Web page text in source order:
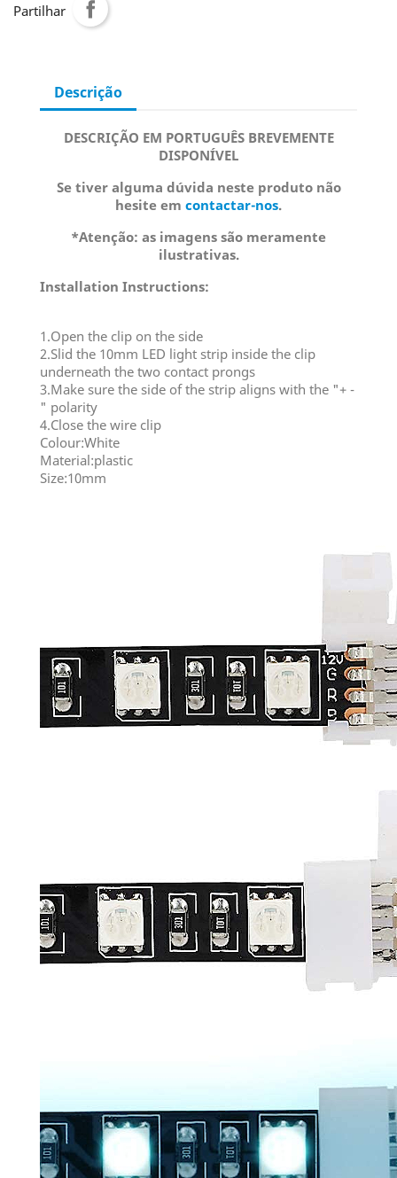
Partilhar
Descrição
DESCRIÇÃO EM PORTUGUÊS BREVEMENTE
DISPONÍVEL
Se tiver alguma dúvida neste produto não
hesite em contactar-nos.
*Atenção: as imagens são meramente
ilustrativas.
Installation Instructions:
1.Open the clip on the side
2.Slid the 10mm LED light strip inside the clip
underneath the two contact prongs
3.Make sure the side of the strip aligns with the "+ -
" polarity
4.Close the wire clip
Colour:White
Material:plastic
Size:10mm